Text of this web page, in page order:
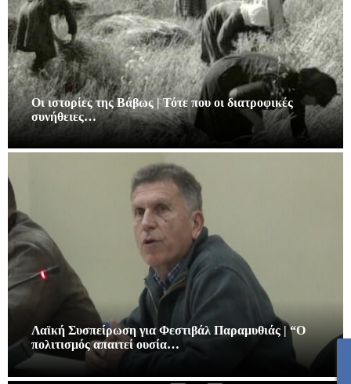
Οι ιστορίες της Βάβως | Τότε που οι διατροφικές
συνήθειες…
Λαϊκή Συσπείρωση για Φεστιβάλ Παραμυθιάς | “Ο
πολιτισμός απαιτεί ουσία…